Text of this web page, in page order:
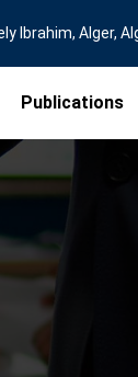
Ibrahim, Alger,
Publications